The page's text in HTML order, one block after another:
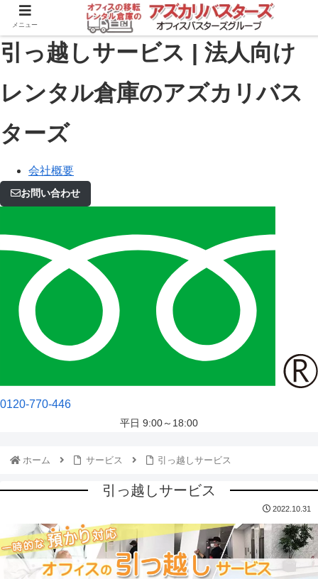
引っ越しサービス | 法人向け
レンタル倉庫のアズカリバス
ターズ
会社概要
お問い合わせ
0120-770-446
平日 9:00～18:00
ホーム サービス 引っ越しサービス
引っ越しサービス
2022.10.31
メニュー